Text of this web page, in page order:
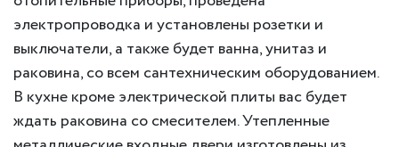
электропроводка и установлены розетки и
выключатели, а также будет ванна, унитаз и
раковина, со всем сантехническим оборудованием.
В кухне кроме электрической плиты вас будет
ждать раковина со смесителем. Утепленные